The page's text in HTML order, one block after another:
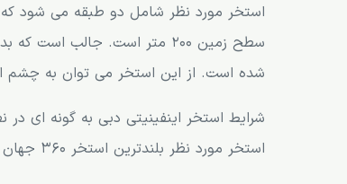
سطح زمین 200 متر است. جالب
شده است. از این استخر می توان به چشم
شرایط استخر اینفینیتی دبی به گونه ای
استخر مورد نظر بلندترین استخر 360 جهان به شمار می رود.